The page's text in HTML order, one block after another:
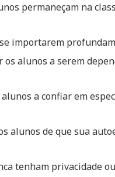
permaneçam na
importarem
os alunos a serem
alunos a confiar em
alunos de que sua
tenham privacidade